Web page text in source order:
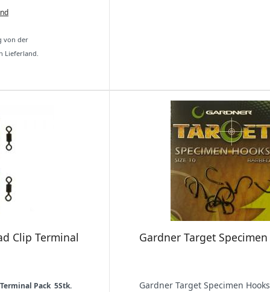
von der
Lieferland.
Clip Terminal
Pack 5Stk.
Gardner Target
Gardner Target Specimen Hooks